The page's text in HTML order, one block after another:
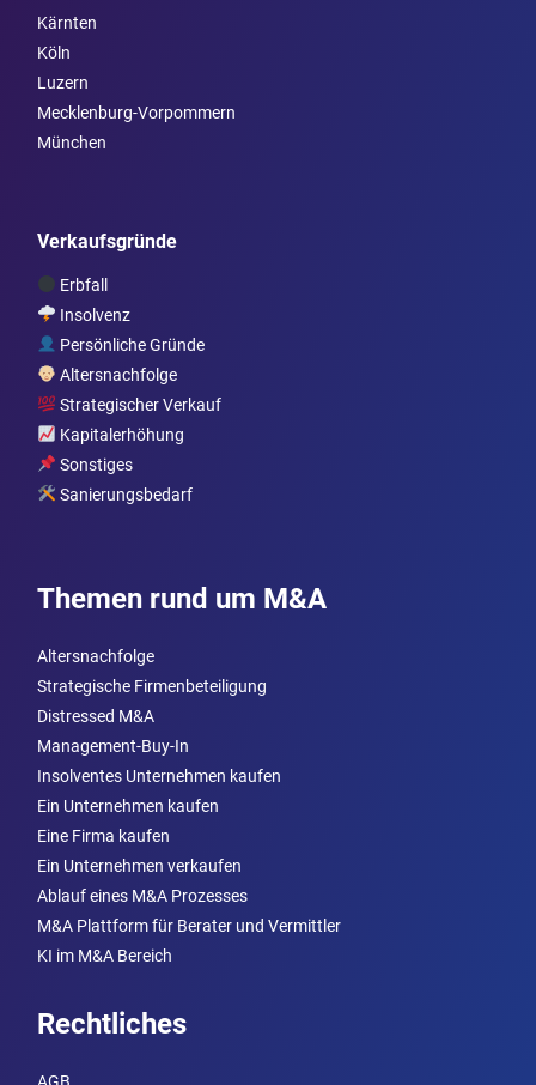
Kärnten
Köln
Luzern
Mecklenburg-Vorpommern
München
Verkaufsgründe
Erbfall
Insolvenz
Persönliche Gründe
Altersnachfolge
Strategischer Verkauf
Kapitalerhöhung
Sonstiges
Sanierungsbedarf
Themen rund um M&A
Altersnachfolge
Strategische Firmenbeteiligung
Distressed M&A
Management-Buy-In
Insolventes Unternehmen kaufen
Ein Unternehmen kaufen
Eine Firma kaufen
Ein Unternehmen verkaufen
Ablauf eines M&A Prozesses
M&A Plattform für Berater und Vermittler
KI im M&A Bereich
Rechtliches
AGB